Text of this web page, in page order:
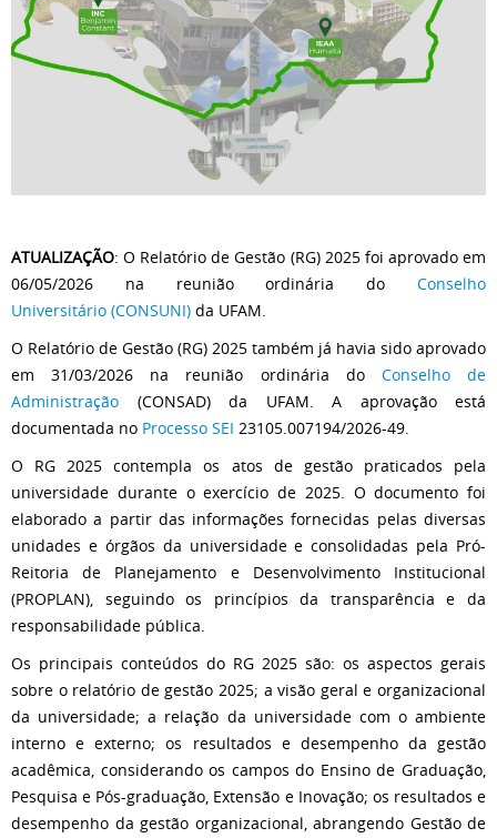
ATUALIZAÇÃO: O Relatório de Gestão (RG) 2025 foi aprovado em
06/05/2026 na reunião ordinária do Conselho
Universitário (CONSUNI) da UFAM.
O Relatório de Gestão (RG) 2025 também já havia sido aprovado
em 31/03/2026 na reunião ordinária do Conselho de
Administração (CONSAD) da UFAM. A aprovação está
documentada no Processo SEI 23105.007194/2026-49.
O RG 2025 contempla os atos de gestão praticados pela
universidade durante o exercício de 2025. O documento foi
elaborado a partir das informações fornecidas pelas diversas
unidades e órgãos da universidade e consolidadas pela Pró-
Reitoria de Planejamento e Desenvolvimento Institucional
(PROPLAN), seguindo os princípios da transparência e da
responsabilidade pública.
Os principais conteúdos do RG 2025 são: os aspectos gerais
sobre o relatório de gestão 2025; a visão geral e organizacional
da universidade; a relação da universidade com o ambiente
interno e externo; os resultados e desempenho da gestão
acadêmica, considerando os campos do Ensino de Graduação,
Pesquisa e Pós-graduação, Extensão e Inovação; os resultados e
desempenho da gestão organizacional, abrangendo Gestão de